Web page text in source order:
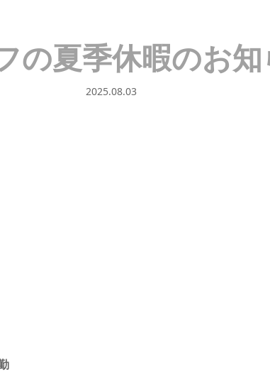
の夏季休暇のお
2025.08.03